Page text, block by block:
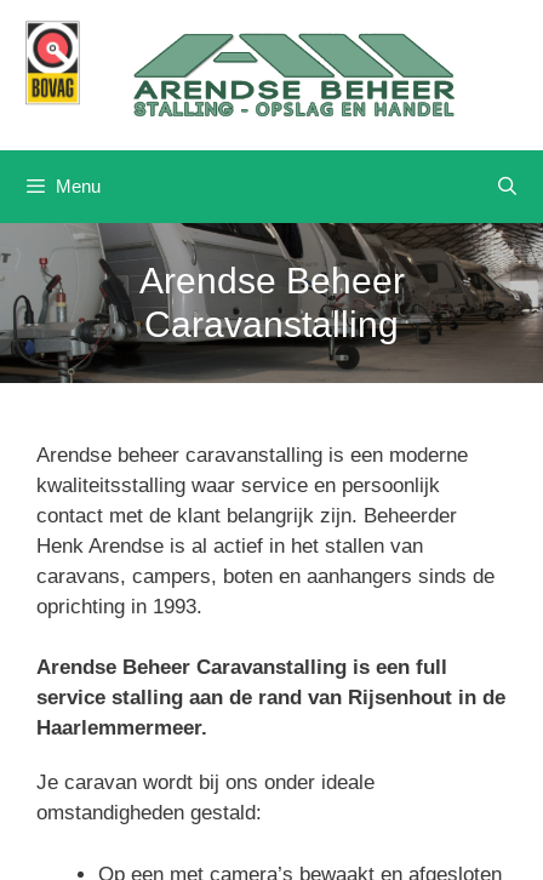
naar
inhoud
Menu
Arendse Beheer
Caravanstalling
Arendse beheer caravanstalling is een moderne
kwaliteitsstalling waar service en persoonlijk
contact met de klant belangrijk zijn. Beheerder
Henk Arendse is al actief in het stallen van
caravans, campers, boten en aanhangers sinds de
oprichting in 1993.
Arendse Beheer Caravanstalling is een full
service stalling aan de rand van Rijsenhout in de
Haarlemmermeer.
Je caravan wordt bij ons onder ideale
omstandigheden gestald:
Op een met camera’s bewaakt en afgesloten